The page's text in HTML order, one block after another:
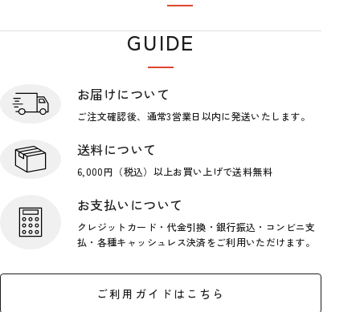
GUIDE
お届けについて
ご注文確認後、通常3営業日以内に発送いたします。
送料について
6,000円（税込）以上お買い上げで送料無料
お支払いについて
クレジットカード・代金引換・銀行振込・コンビニ支
払・各種キャッシュレス決済をご利用いただけます。
ご利用ガイドはこちら